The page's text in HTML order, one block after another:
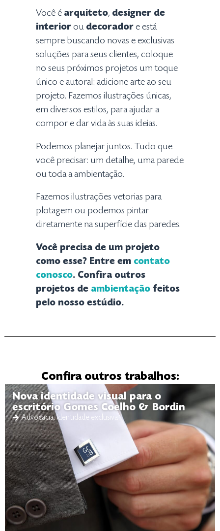
Você é arquiteto, designer de
interior ou decorador e está
sempre buscando novas e exclusivas
soluções para seus clientes, coloque
no seus próximos projetos um toque
único e autoral: adicione arte ao seu
projeto. Fazemos ilustrações únicas,
em diversos estilos, para ajudar a
compor e dar vida às suas ideias.
Podemos planejar juntos. Tudo que
você precisar: um detalhe, uma parede
ou toda a ambientação.
Fazemos ilustrações vetorias para
plotagem ou podemos pintar
diretamente na superfície das paredes.
Você precisa de um projeto
como esse? Entre em contato
conosco. Confira outros
projetos de ambientação feitos
pelo nosso estúdio.
Confira outros trabalhos:
Nova identidade visual para o
escritório Gomes Coelho & Bordin
Advocacia,Identidade exclusiva